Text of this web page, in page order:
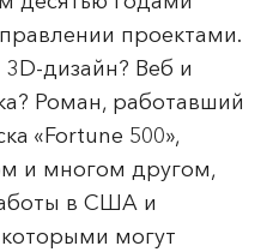
проектами.
дизайн? Веб и
Роман, работавший
«Fortune 500»,
и многом другом,
в США и
могут